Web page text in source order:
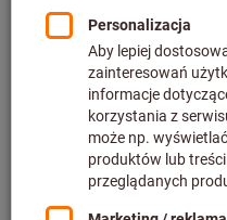
zalogowaniu.
Skaluj ceny:
z 1 Sztuka
z 10 sztuki
oznaczenie typu W29: